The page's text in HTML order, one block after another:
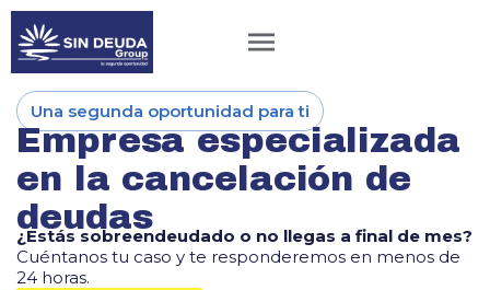
Una segunda oportunidad para ti
Empresa especializada
en la cancelación de
deudas
¿Estás sobreendeudado o no llegas a final de mes?
Cuéntanos tu caso y te responderemos en menos de
24 horas.